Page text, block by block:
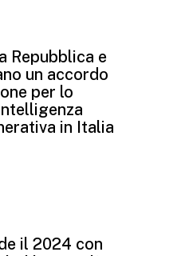
Repubblica e
un accordo
per lo
in Italia
il 2024 con